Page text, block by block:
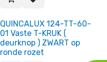
QUINCALUX 124-TT-60-
01 Vaste T-KRUK (
deurknop ) ZWART op
ronde rozet